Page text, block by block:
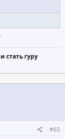
стать гуру
#65